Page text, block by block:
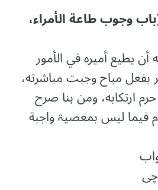
وجوب طاعة الأمراء،
یطیع أمیره في الأمور
بفعل مباح وجبت مباشرته،
ارتکابه، ومن ہنا صرح
فیما لیس بمعصیۃ واجبة